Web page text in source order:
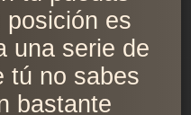
posición es
una serie de
tú no sabes
bastante